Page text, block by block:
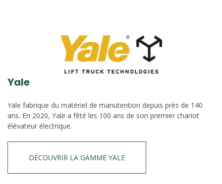
Yale
Yale fabrique du matériel de manutention depuis près de 140
ans. En 2020, Yale a fêté les 100 ans de son premier chariot
élévateur électrique.
DÉCOUVRIR LA GAMME YALE